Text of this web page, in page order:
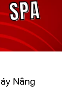
Nâng